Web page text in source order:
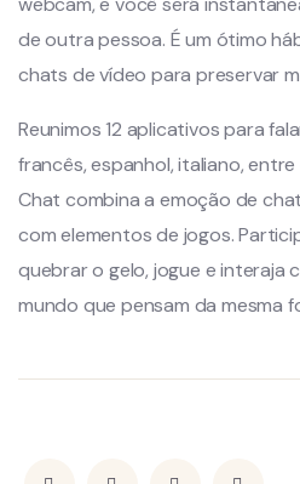
de outra pessoa. É um ótimo
chats de vídeo para preservar
Reunimos 12 aplicativos para
francês, espanhol, italiano,
Chat combina a emoção de
com elementos de jogos.
quebrar o gelo, jogue e interaja
mundo que pensam da mesma